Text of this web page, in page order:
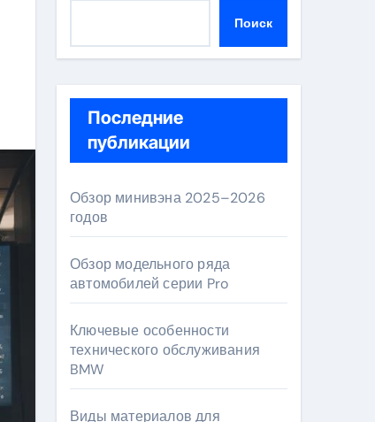
Поиск
Последние
публикации
Обзор минивэна 2025–2026
годов
Обзор модельного ряда
автомобилей серии Pro
Ключевые особенности
технического обслуживания
BMW
Виды материалов для